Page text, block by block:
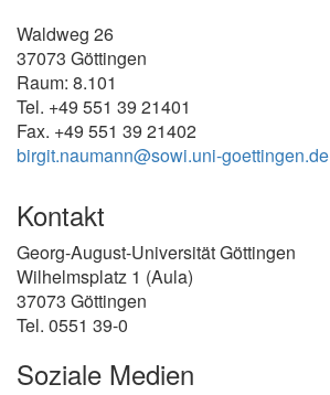
Waldweg 26
37073 Göttingen
Raum: 8.101
Tel. +49 551 39 21401
Fax. +49 551 39 21402
birgit.naumann@sowi.uni-goettingen.de
Kontakt
Georg-August-Universität Göttingen
Wilhelmsplatz 1 (Aula)
37073 Göttingen
Tel. 0551 39-0
Soziale Medien